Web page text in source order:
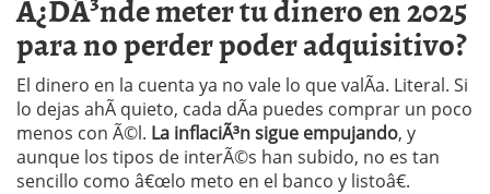
Â¿DÃ³nde meter tu dinero en 2025
para no perder poder adquisitivo?
El dinero en la cuenta ya no vale lo que valÃ­a. Literal. Si
lo dejas ahÃ­ quieto, cada dÃ­a puedes comprar un poco
menos con Ã©l. La inflaciÃ³n sigue empujando, y
aunque los tipos de interÃ©s han subido, no es tan
sencillo como â€œlo meto en el banco y listoâ€.